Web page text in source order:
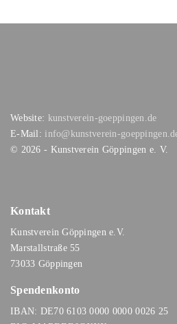
Website: kunstverein-goeppingen.de
E-Mail: info@kunstverein-
© 2026 - Kunstverein Göppingen e. V.
Kontakt
Kunstverein Göppingen e.V.
Marstallstraße 55
73033 Göppingen
Spendenkonto
IBAN: DE70 6103 0000 0000 0026 25